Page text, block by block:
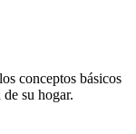
conceptos básicos
su hogar.